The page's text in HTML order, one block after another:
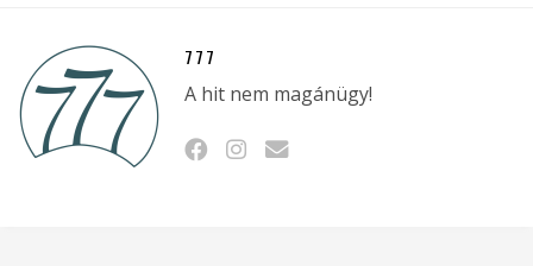
777
A hit nem magánügy!